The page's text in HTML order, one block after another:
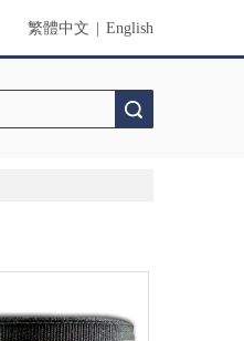
繁體中文 English